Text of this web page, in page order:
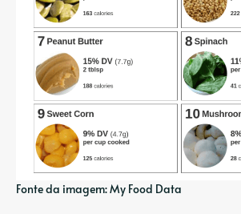
Fonte da imagem: My Food Data